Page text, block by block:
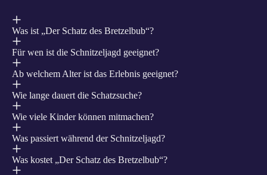
Was ist „Der Schatz des Bretzelbub“?
Für wen ist die Schnitzeljagd geeignet?
Ab welchem Alter ist das Erlebnis geeignet?
Wie lange dauert die Schatzsuche?
Wie viele Kinder können mitmachen?
Was passiert während der Schnitzeljagd?
Was kostet „Der Schatz des Bretzelbub“?